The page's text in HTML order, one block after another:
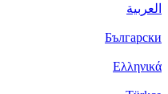
العربية
Български
Ελληνικά